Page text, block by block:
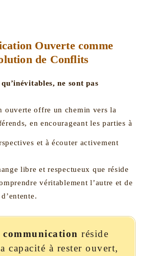
Ouverte comme
de Conflits
ne sont pas
ouverte offre un chemin vers la
en encourageant les parties à
et à écouter activement
libre et respectueux que réside
véritablement l’autre et de
réside
capacité à rester ouvert,